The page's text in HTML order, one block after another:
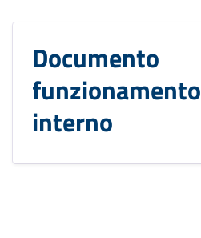
Documento
funzionamento
interno